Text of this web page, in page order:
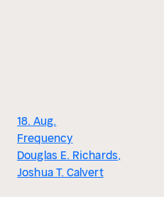
18. Aug.
Frequency
Douglas E. Richards,
Joshua T. Calvert